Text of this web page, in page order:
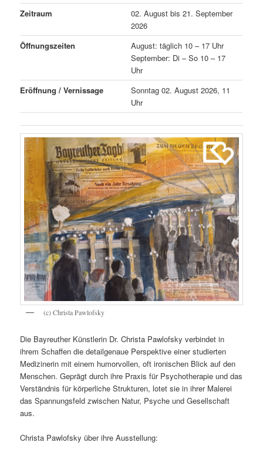
Zeitraum
02. August bis 21. September
2026
Öffnungszeiten
August: täglich 10 – 17 Uhr
September: Di – So 10 – 17
Uhr
Eröffnung / Vernissage
Sonntag 02. August 2026, 11
Uhr
(c) Christa Pawlofsky
Die Bayreuther Künstlerin Dr. Christa Pawlofsky verbindet in
ihrem Schaffen die detailgenaue Perspektive einer studierten
Medizinerin mit einem humorvollen, oft ironischen Blick auf den
Menschen. Geprägt durch ihre Praxis für Psychotherapie und das
Verständnis für körperliche Strukturen, lotet sie in ihrer Malerei
das Spannungsfeld zwischen Natur, Psyche und Gesellschaft
aus.
Christa Pawlofsky über ihre Ausstellung: